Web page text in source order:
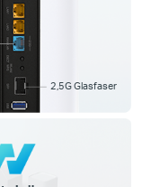
2,5G Glasfaser